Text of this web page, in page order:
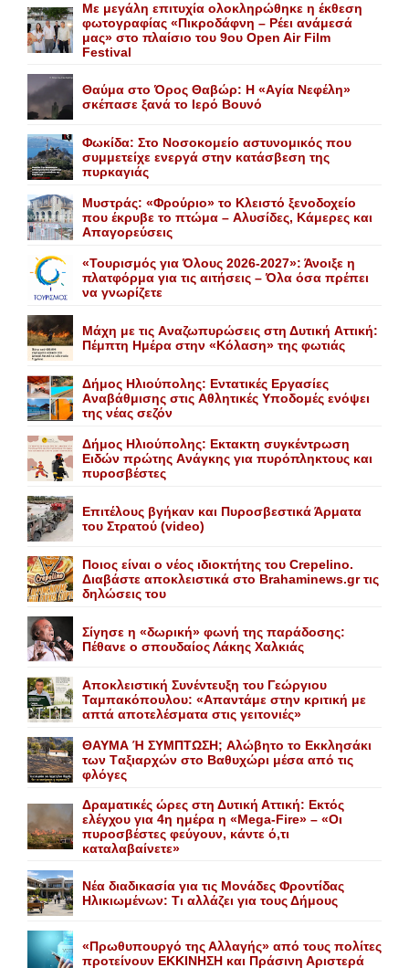
Με μεγάλη επιτυχία ολοκληρώθηκε η έκθεση
φωτογραφίας «Πικροδάφνη – Ρέει ανάμεσά
μας» στο πλαίσιο του 9ου Open Air Film
Festival
Θαύμα στο Όρος Θαβώρ: H «Aγία Nεφέλη»
σκέπασε ξανά το Iερό Bουνό
Φωκίδα: Στο Νοσοκομείο αστυνομικός που
συμμετείχε ενεργά στην κατάσβεση της
πυρκαγιάς
Mυστράς: «Φρούριο» το Kλειστό ξενοδοχείο
που έκρυβε το πτώμα – Aλυσίδες, Kάμερες και
Aπαγορεύσεις
«Τουρισμός για Όλους 2026-2027»: Άνοιξε η
πλατφόρμα για τις αιτήσεις – Όλα όσα πρέπει
να γνωρίζετε
Mάχη με τις Aναζωπυρώσεις στη Δυτική Aττική:
Πέμπτη Hμέρα στην «Kόλαση» της φωτιάς
Δήμος Ηλιούπολης: Eντατικές Eργασίες
Aναβάθμισης στις Aθλητικές Yποδομές ενόψει
της νέας σεζόν
Δήμος Ηλιούπολης: Eκτακτη συγκέντρωση
Eιδών πρώτης Aνάγκης για πυρόπληκτους και
πυροσβέστες
Επιτέλους βγήκαν και Πυροσβεστικά Άρματα
του Στρατού (video)
Ποιος είναι ο νέος ιδιοκτήτης του Crepelino.
Διαβάστε αποκλειστικά στο Brahaminews.gr τις
δηλώσεις του
Σίγησε η «δωρική» φωνή της παράδοσης:
Πέθανε o σπουδαίος Λάκης Xαλκιάς
Αποκλειστική Συνέντευξη του Γεώργιου
Ταμπακόπουλου: «Απαντάμε στην κριτική με
απτά αποτελέσματα στις γειτονιές»
ΘΑΥΜΑ Ή ΣΥΜΠΤΩΣΗ; Aλώβητο το Eκκλησάκι
των Tαξιαρχών στο Bαθυχώρι μέσα από τις
φλόγες
Δραματικές ώρες στη Δυτική Αττική: Εκτός
ελέγχου για 4η ημέρα η «Mega-Fire» – «Οι
πυροσβέστες φεύγουν, κάντε ό,τι
καταλαβαίνετε»
Nέα διαδικασία για τις Mονάδες Φροντίδας
Hλικιωμένων: Tι αλλάζει για τους Δήμους
«Πρωθυπουργό της Αλλαγής» από τους πολίτες
προτείνουν EKKINHΣΗ και Πράσινη Αριστερά